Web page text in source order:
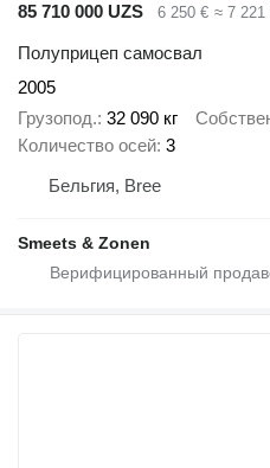
85 710 000 UZS
6 250 € ≈ 7 221
Полуприцеп самосвал
2005
Грузопод. 32 090 кг
Количество осей 3
Бельгия, Bree
Smeets & Zonen